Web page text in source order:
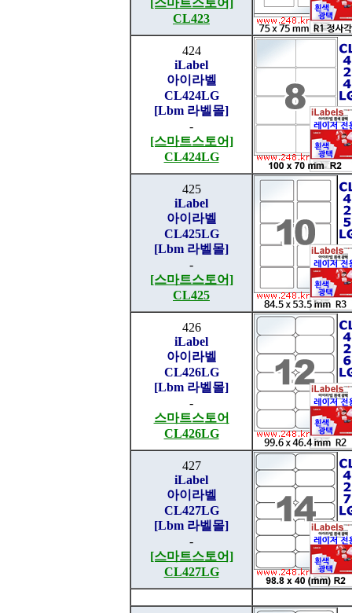
[스마트스토어]
CL423
424
iLabel
아이라벨
CL424LG
[Lbm 라벨몰]
-
[스마트스토어]
CL424LG
425
iLabel
아이라벨
CL425LG
[Lbm 라벨몰]
-
[스마트스토어]
CL425
426
iLabel
아이라벨
CL426LG
[Lbm 라벨몰]
-
스마트스토어
CL426LG
427
iLabel
아이라벨
CL427LG
[Lbm 라벨몰]
-
[스마트스토어]
CL427LG